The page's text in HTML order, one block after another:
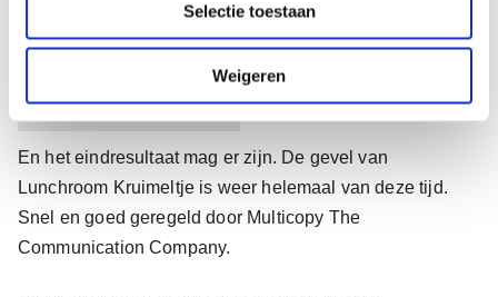
Selectie toestaan
Weigeren
En het eindresultaat mag er zijn. De gevel van
Lunchroom Kruimeltje is weer helemaal van deze tijd.
Snel en goed geregeld door Multicopy The
Communication Company.